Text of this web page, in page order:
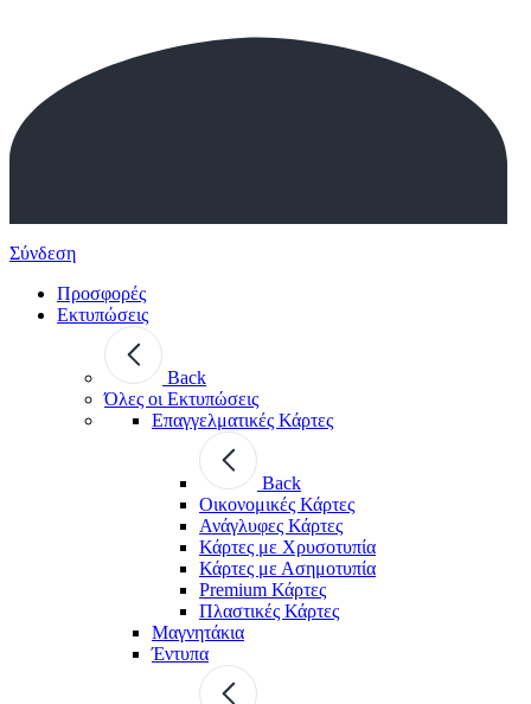
Σύνδεση
Προσφορές
Εκτυπώσεις
Back
Όλες οι Εκτυπώσεις
Επαγγελματικές Κάρτες
Back
Οικονομικές Κάρτες
Ανάγλυφες Κάρτες
Κάρτες με Χρυσοτυπία
Κάρτες με Ασημοτυπία
Premium Κάρτες
Πλαστικές Κάρτες
Μαγνητάκια
Έντυπα